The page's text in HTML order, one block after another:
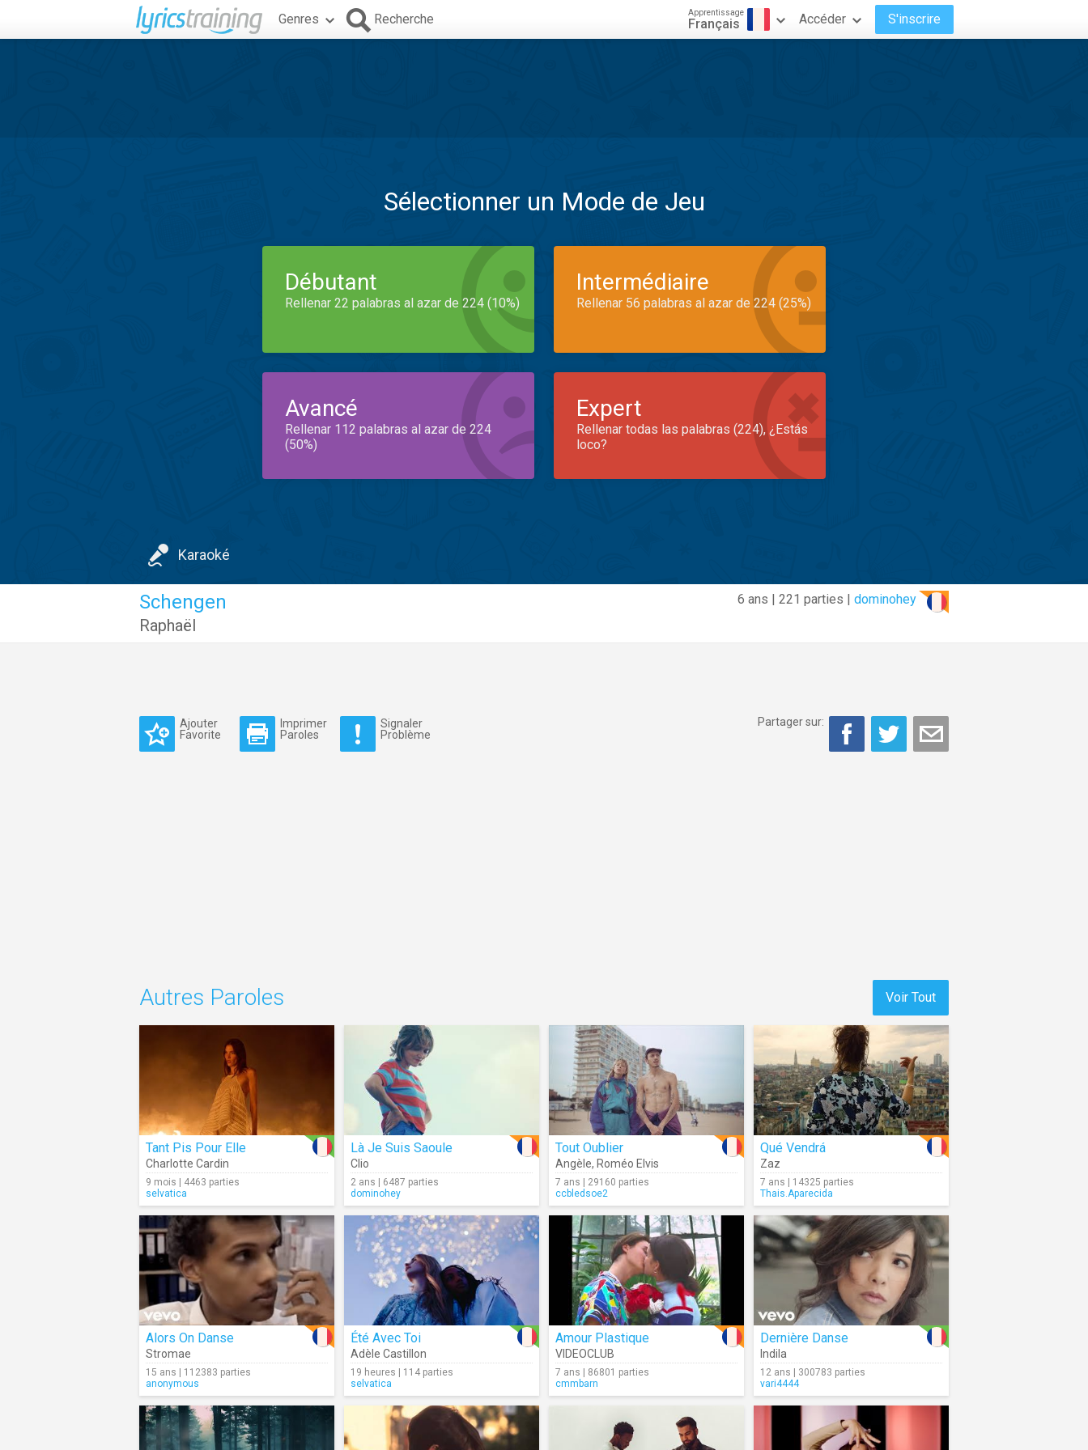
Genres Recherche Apprentissage
Français Accéder S'inscrire
Sélectionner un Mode de Jeu
Débutant
Rellenar 22 palabras al azar de 224 (10%)
Intermédiaire
Rellenar 56 palabras al azar de 224 (25%)
Avancé
Rellenar 112 palabras al azar de 224
(50%)
Expert
Rellenar todas las palabras (224), ¿Estás
loco?
Karaoké
6 ans | 221 parties | dominohey
Schengen
Raphaël
Ajouter
Favorite
Imprimer
Paroles
Signaler
Problème
Partager sur:
Voir Tout
Autres Paroles
Tant Pis Pour Elle
Charlotte Cardin
9 mois | 4463 parties
selvatica
Là Je Suis Saoule
Clio
2 ans | 6487 parties
dominohey
Tout Oublier
Angèle, Roméo Elvis
7 ans | 29160 parties
ccbledsoe2
Qué Vendrá
Zaz
7 ans | 14325 parties
Thais.Aparecida
Alors On Danse
Stromae
15 ans | 112383 parties
anonymous
Été Avec Toi
Adèle Castillon
19 heures | 114 parties
selvatica
Amour Plastique
VIDEOCLUB
7 ans | 86801 parties
cmmbarn
Dernière Danse
Indila
12 ans | 300783 parties
vari4444